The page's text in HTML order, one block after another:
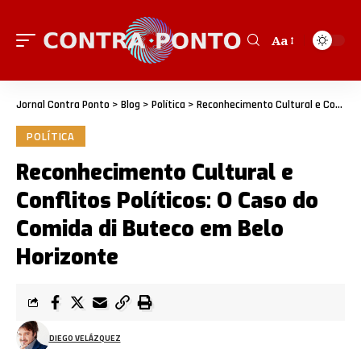
Aa
Jornal Contra Ponto > Blog > Política > Reconhecimento Cultural e Conflitos Políticos: O Caso do Comida di Buteco em Belo Horizonte
POLÍTICA
Reconhecimento Cultural e
Conflitos Políticos: O Caso do
Comida di Buteco em Belo
Horizonte
DIEGO VELÁZQUEZ